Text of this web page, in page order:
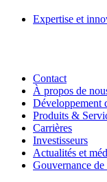
Expertise et
Contact
À propos de
Développement
Produits &
Carrières
Investisseurs
Actualités et
Gouvernance